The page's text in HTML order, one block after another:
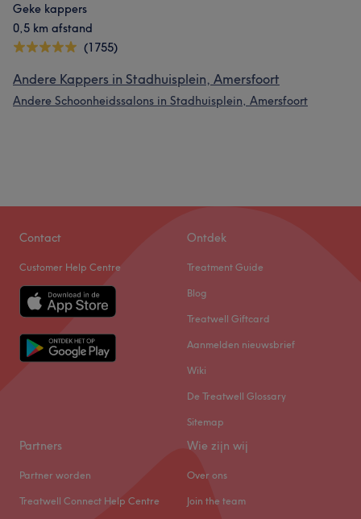
Geke kappers
0,5 km afstand
(1755)
Andere Kappers in Stadhuisplein, Amersfoort
Andere Schoonheidssalons in Stadhuisplein, Amersfoort
Contact
Customer Help Centre
Ontdek
Treatment Guide
Blog
Treatwell Giftcard
Aanmelden nieuwsbrief
Wiki
De Treatwell Glossary
Sitemap
Partners
Partner worden
Treatwell Connect Help Centre
Wie zijn wij
Over ons
Join the team